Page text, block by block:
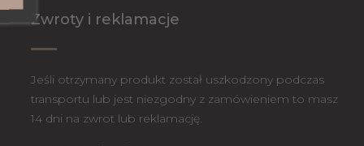
Zwroty i reklamacje
Jeśli otrzymany produkt został uszkodzony podczas
transportu lub jest niezgodny z zamówieniem to masz
14 dni na zwrot lub reklamację.